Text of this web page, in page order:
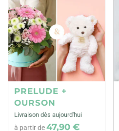
PRELUDE +
OURSON
Livraison dès aujourd'hui
à partir de47,90 €